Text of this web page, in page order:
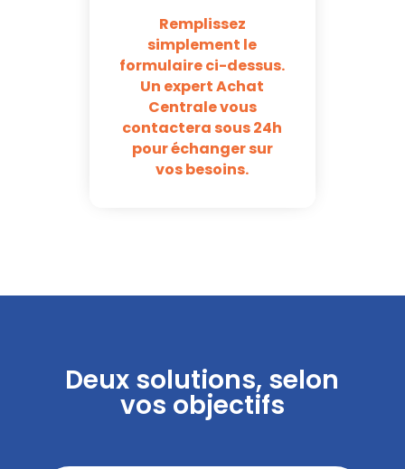
Remplissez
simplement le
formulaire ci-dessus.
Un expert Achat
Centrale vous
contactera sous 24h
pour échanger sur
vos besoins.
Deux solutions, selon
vos objectifs